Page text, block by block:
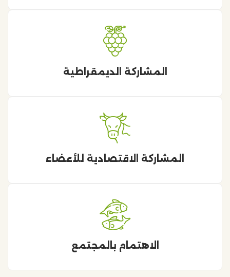
المشاركة الديمقراطية
المشاركة الاقتصادية للأعضاء
الاهتمام بالمجتمع